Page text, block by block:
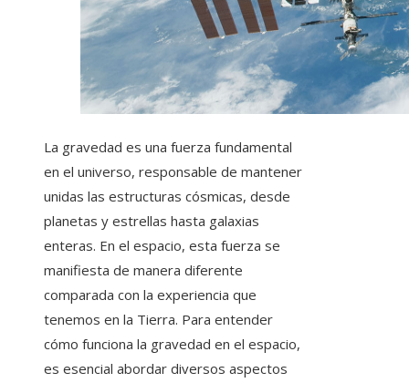
La gravedad es una fuerza fundamental
en el universo, responsable de mantener
unidas las estructuras cósmicas, desde
planetas y estrellas hasta galaxias
enteras. En el espacio, esta fuerza se
manifiesta de manera diferente
comparada con la experiencia que
tenemos en la Tierra. Para entender
cómo funciona la gravedad en el espacio,
es esencial abordar diversos aspectos